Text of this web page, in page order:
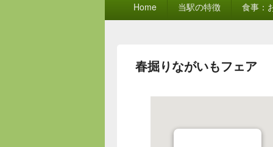
Home 当駅の特徴 食事：
春掘りながいもフェア